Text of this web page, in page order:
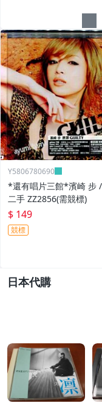
Y5806780690
*還有唱片三館*濱崎 步
二手 ZZ2856(需競標)
$ 149
競標
日本代購